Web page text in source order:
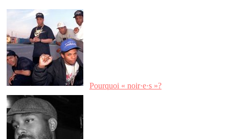
Pourquoi « noir·e·s »?